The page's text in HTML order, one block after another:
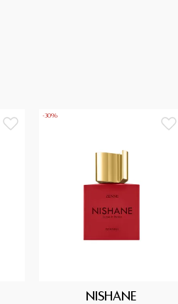
-30%
NISHANE